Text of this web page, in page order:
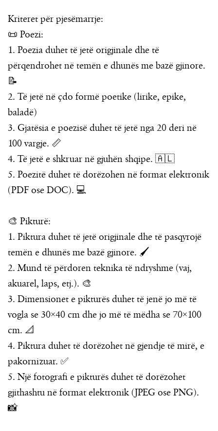
Kriteret për pjesëmarrje:
📜 Poezi:
1. Poezia duhet të jetë origjinale dhe të
përqendrohet në temën e dhunës me bazë gjinore.
📝
2. Të jetë në çdo formë poetike (lirike, epike,
baladë)
3. Gjatësia e poezisë duhet të jetë nga 20 deri në
100 vargje. 📏
4. Të jetë e shkruar në gjuhën shqipe. 🇦🇱
5. Poezitë duhet të dorëzohen në format elektronik
(PDF ose DOC). 💻
🎨 Pikturë:
1. Piktura duhet të jetë origjinale dhe të pasqyrojë
temën e dhunës me bazë gjinore. 🖌️
2. Mund të përdoren teknika të ndryshme (vaj,
akuarel, laps, etj.). 🎨
3. Dimensionet e pikturës duhet të jenë jo më të
vogla se 30×40 cm dhe jo më të mëdha se 70×100
cm. 📐
4. Piktura duhet të dorëzohet në gjendje të mirë, e
pakornizuar. ✅
5. Një fotografi e pikturës duhet të dorëzohet
gjithashtu në format elektronik (JPEG ose PNG).
📸